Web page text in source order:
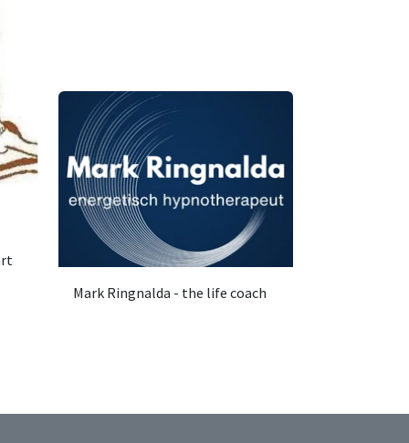
Mark Ringnalda - the life coach